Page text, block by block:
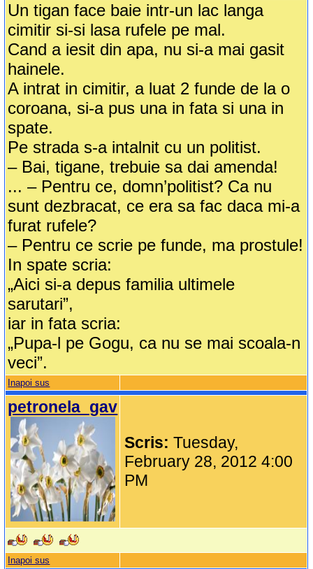
Un tigan face baie intr-un lac langa
cimitir si-si lasa rufele pe mal.
Cand a iesit din apa, nu si-a mai gasit
hainele.
A intrat in cimitir, a luat 2 funde de la o
coroana, si-a pus una in fata si una in
spate.
Pe strada s-a intalnit cu un politist.
– Bai, tigane, trebuie sa dai amenda!
... – Pentru ce, domn’politist? Ca nu
sunt dezbracat, ce era sa fac daca mi-a
furat rufele?
– Pentru ce scrie pe funde, ma prostule!
In spate scria:
„Aici si-a depus familia ultimele
sarutari”,
iar in fata scria:
„Pupa-l pe Gogu, ca nu se mai scoala-n
veci”.
Inapoi sus
petronela_gav
Scris:Tuesday,
February 28, 2012 4:00
PM
Inapoi sus